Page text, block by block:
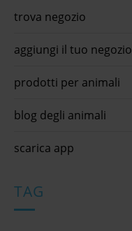
trova negozio
aggiungi il tuo negozio
prodotti per animali
blog degli animali
scarica app
TAG